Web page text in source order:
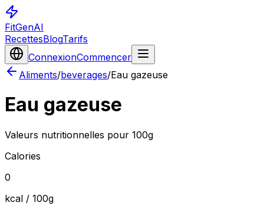
FitGenAI
RecettesBlogTarifs
ConnexionCommencer
Aliments/beverages/Eau gazeuse
Eau gazeuse
Valeurs nutritionnelles pour 100g
Calories
0
kcal / 100g